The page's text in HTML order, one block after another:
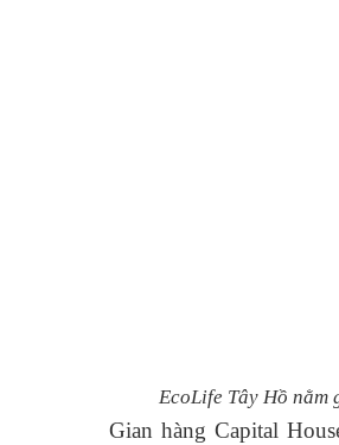
EcoLife Tây Hồ nằm
Gian hàng Capital